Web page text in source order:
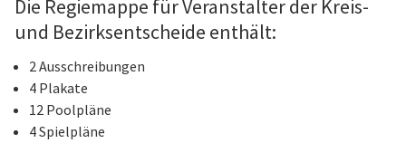
Die Regiemappe für Veranstalter der Kreis-
und Bezirksentscheide enthält:
2 Ausschreibungen
4 Plakate
12 Poolpläne
4 Spielpläne